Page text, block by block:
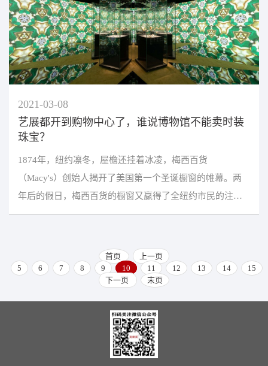
2021-03-08
艺展都开到购物中心了，谁说博物馆不能卖时装
珠宝？
1874年，纽约凛冬，屋檐还挂着冰凌，梅西百货
（Macy's）创始人揭开了美国第一个圣诞橱窗的帷幕。两
年后的假日，梅西百货的橱窗又赢得了全纽约市民的注
意：一条装着蒸汽能源的轨道，玩偶和玩具能在上头左右
首页
上一页
5
6 7 8 9 10 11 12 13 14
15
下一页
末页